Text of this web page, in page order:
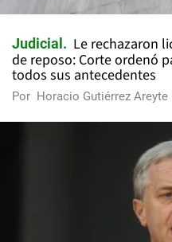
Judicial
Le rechazaron
de reposo: Corte ordenó
todos sus antecedentes
Por Horacio Gutiérrez Areyte